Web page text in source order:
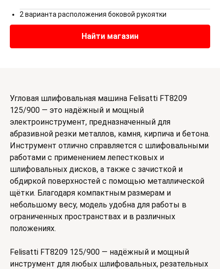
2 варианта расположения боковой рукоятки
Найти магазин
Угловая шлифовальная машина Felisatti FT8209
125/900 — это надёжный и мощный
электроинструмент, предназначенный для
абразивной резки металлов, камня, кирпича и бетона.
Инструмент отлично справляется с шлифовальными
работами с применением лепестковых и
шлифовальных дисков, а также с зачисткой и
обдиркой поверхностей с помощью металлической
щётки. Благодаря компактным размерам и
небольшому весу, модель удобна для работы в
ограниченных пространствах и в различных
положениях.
Felisatti FT8209 125/900 — надёжный и мощный
инструмент для любых шлифовальных, резательных